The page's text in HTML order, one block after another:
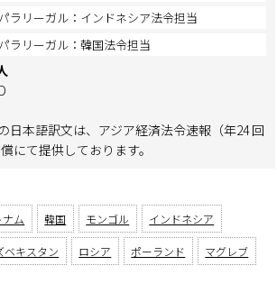
パラリーガル：インドネシア法令担当
パラリーガル：韓国法令担当
日本語訳文は、アジア経済法令速報（年24 回
にて提供しております。
ナム 韓国 モンゴル インドネシア
ベキスタン ロシア ポーランド マグレブ